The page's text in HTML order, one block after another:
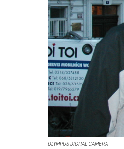
OLYMPUS DIGITAL CAMERA